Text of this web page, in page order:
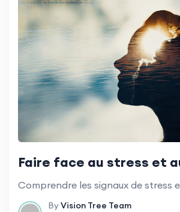
Faire face au stress et
ByVision Tree Team